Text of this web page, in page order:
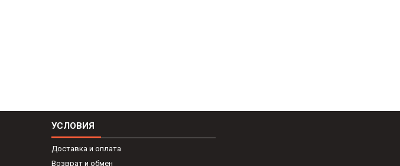
УСЛОВИЯ
Доставка и оплата
Возврат и обмен